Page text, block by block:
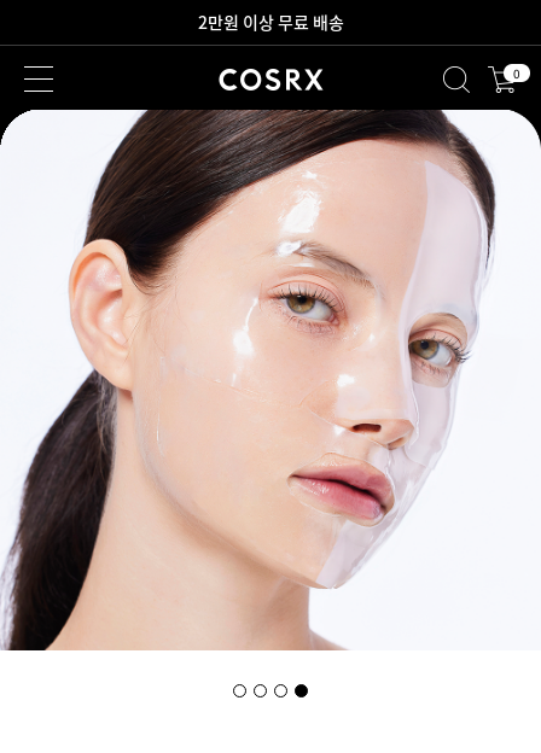
2만원 이상 무료 배송
새로워진 회원 혜택을 만나보세요! 0